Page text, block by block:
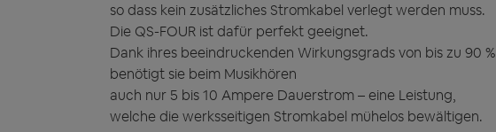
so dass kein zusätzliches Stromkabel verlegt werden muss.
Die QS-FOUR ist dafür perfekt geeignet.
Dank ihres beeindruckenden Wirkungsgrads von bis zu 90 %
benötigt sie beim Musikhören
auch nur 5 bis 10 Ampere Dauerstrom – eine Leistung,
welche die werksseitigen Stromkabel mühelos bewältigen.